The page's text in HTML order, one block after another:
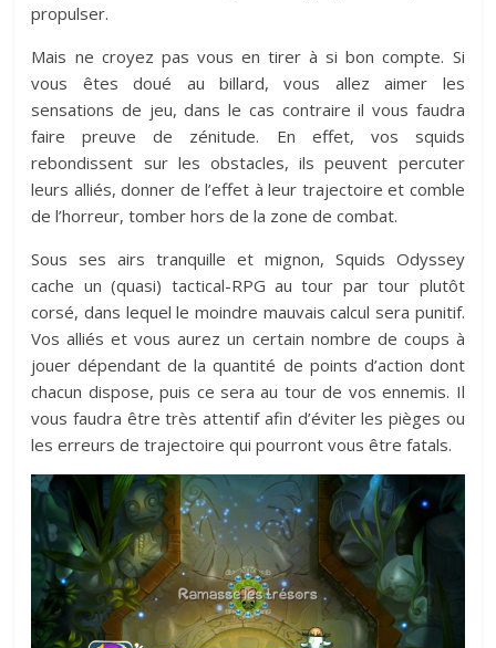
propulser.
Mais ne croyez pas vous en tirer à si bon compte. Si
vous êtes doué au billard, vous allez aimer les
sensations de jeu, dans le cas contraire il vous faudra
faire preuve de zénitude. En effet, vos squids
rebondissent sur les obstacles, ils peuvent percuter
leurs alliés, donner de l’effet à leur trajectoire et comble
de l’horreur, tomber hors de la zone de combat.
Sous ses airs tranquille et mignon, Squids Odyssey
cache un (quasi) tactical-RPG au tour par tour plutôt
corsé, dans lequel le moindre mauvais calcul sera punitif.
Vos alliés et vous aurez un certain nombre de coups à
jouer dépendant de la quantité de points d’action dont
chacun dispose, puis ce sera au tour de vos ennemis. Il
vous faudra être très attentif afin d’éviter les pièges ou
les erreurs de trajectoire qui pourront vous être fatals.